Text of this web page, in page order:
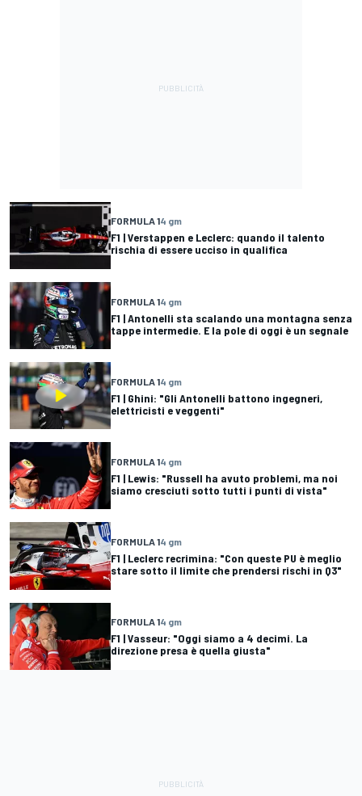
FORMULA 14 gm
F1 | Verstappen e Leclerc: quando il talento
rischia di essere ucciso in qualifica
FORMULA 14 gm
F1 | Antonelli sta scalando una montagna senza
tappe intermedie. E la pole di oggi è un segnale
FORMULA 14 gm
F1 | Ghini: "Gli Antonelli battono ingegneri,
elettricisti e veggenti"
FORMULA 14 gm
F1 | Lewis: "Russell ha avuto problemi, ma noi
siamo cresciuti sotto tutti i punti di vista"
FORMULA 14 gm
F1 | Leclerc recrimina: "Con queste PU è meglio
stare sotto il limite che prendersi rischi in Q3"
FORMULA 14 gm
F1 | Vasseur: "Oggi siamo a 4 decimi. La
direzione presa è quella giusta"